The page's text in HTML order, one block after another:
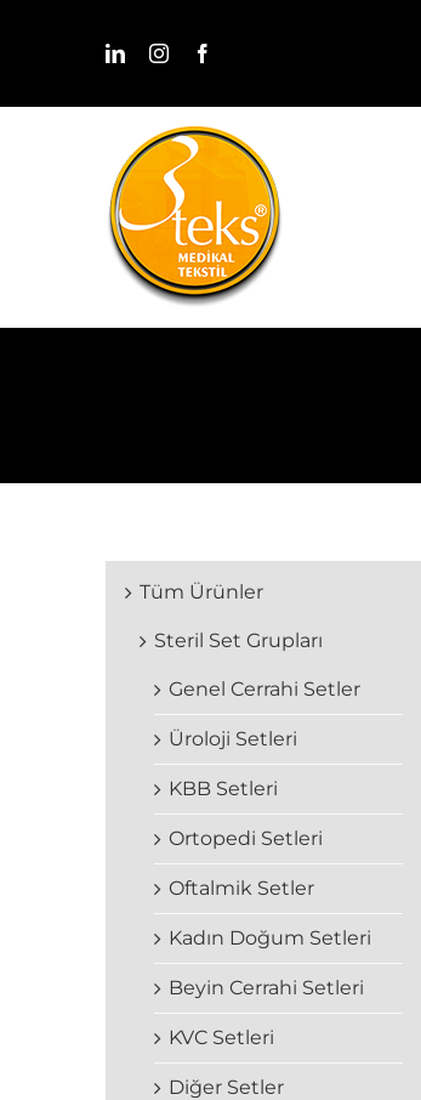
Tüm Ürünler
Steril Set Grupları
Genel Cerrahi Setler
Üroloji Setleri
KBB Setleri
Ortopedi Setleri
Oftalmik Setler
Kadın Doğum Setleri
Beyin Cerrahi Setleri
KVC Setleri
Diğer Setler